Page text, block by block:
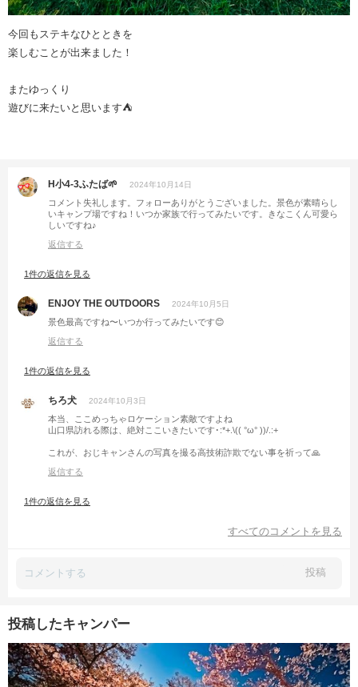
今回もステキなひとときを
楽しむことが出来ました！
またゆっくり
遊びに来たいと思います⛺️
H小4-3ふたば‪🌱 2024年10月14日
コメント失礼します。フォローありがとうございました。景色が素晴らし
いキャンプ場ですね！いつか家族で行ってみたいです。きなこくん可愛ら
しいですね♪
返信する
1件の返信を見る
ENJOY THE OUTDOORS 2024年10月5日
景色最高ですね〜いつか行ってみたいです😊
返信する
1件の返信を見る
ちろ犬 2024年10月3日
本当、ここめっちゃロケーション素敵ですよね
山口県訪れる際は、絶対ここいきたいです･:*+.\(( °ω° ))/.:+
これが、おじキャンさんの写真を撮る高技術詐欺でない事を祈って🙏
返信する
1件の返信を見る
すべてのコメントを見る
投稿
投稿したキャンパー